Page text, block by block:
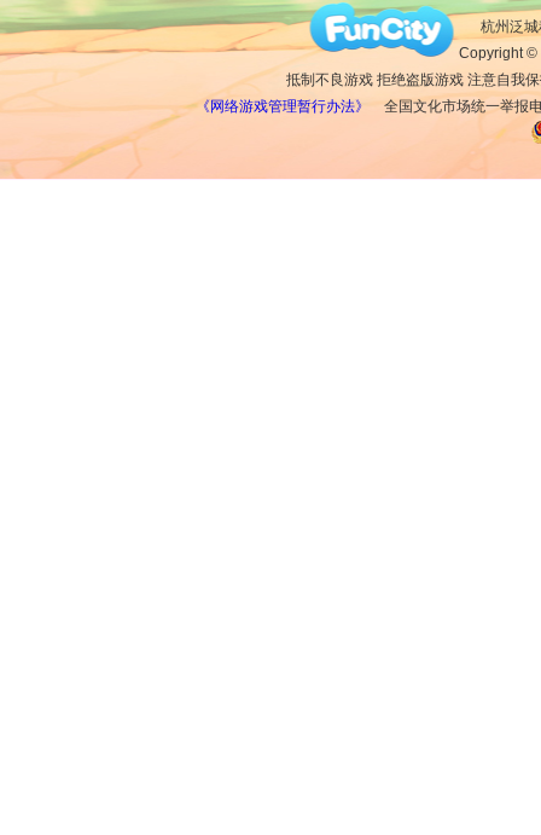
杭州泛
Copyright ©
抵制不良游戏 拒绝盗版游戏 注意自我
《网络游戏管理暂行办法》
全国文化市场统一举报